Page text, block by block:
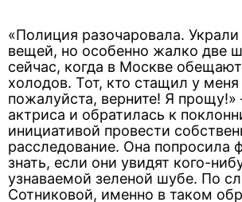
«Полиция разочаровала.
вещей, но особенно жалко две
сейчас, когда в Москве
холодов. Тот, кто стащил у
пожалуйста, верните! Я прощу!»
актриса и обратилась к
инициативой провести
расследование. Она попросила
знать, если они увидят кого-
узнаваемой зеленой шубе. По
Сотниковой, именно в таком